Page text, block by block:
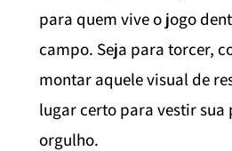
para quem vive o jogo
campo. Seja para torcer,
montar aquele visual de
lugar certo para vestir sua
orgulho.